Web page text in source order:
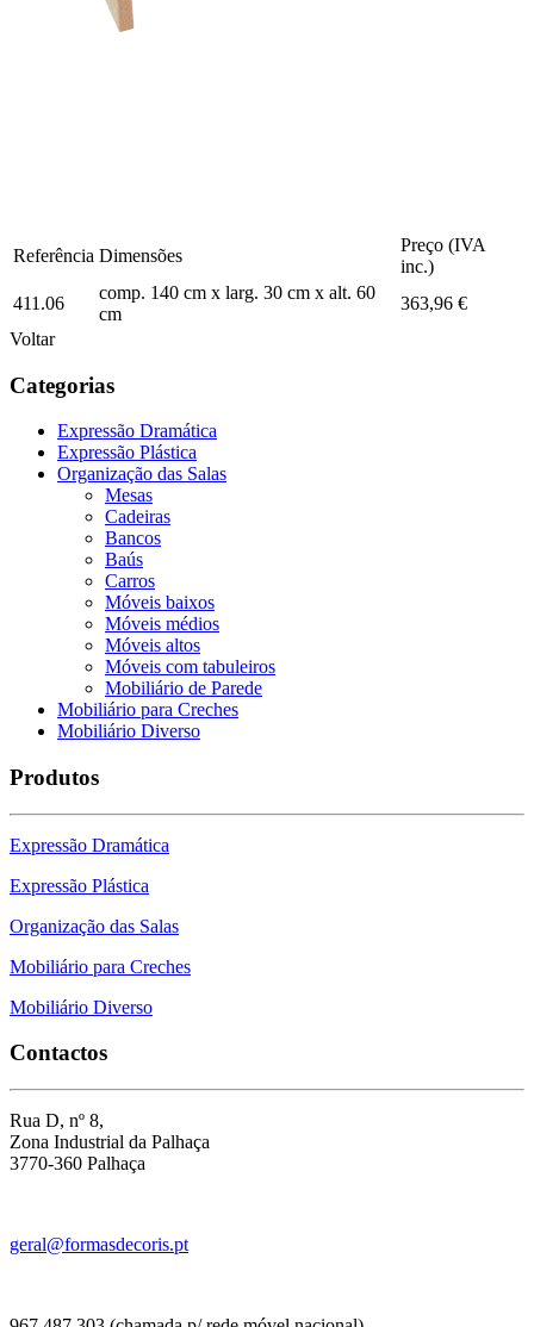
Referência Dimensões
Preço (IVA
inc.)
411.06
comp. 140 cm x larg. 30 cm x alt. 60
cm
363,96 €
Voltar
Categorias
Expressão Dramática
Expressão Plástica
Organização das Salas
Mesas
Cadeiras
Bancos
Baús
Carros
Móveis baixos
Móveis médios
Móveis altos
Móveis com tabuleiros
Mobiliário de Parede
Mobiliário para Creches
Mobiliário Diverso
Produtos
Expressão Dramática
Expressão Plástica
Organização das Salas
Mobiliário para Creches
Mobiliário Diverso
Contactos
Rua D, nº 8,
Zona Industrial da Palhaça
3770-360 Palhaça
geral@formasdecoris.pt